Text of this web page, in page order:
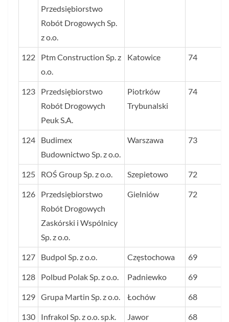
Przedsiębiorstwo
Robót Drogowych Sp.
z o.o.
122
Ptm Construction Sp. z
o.o.
Katowice 74
123
Przedsiębiorstwo
Robót Drogowych
Peuk S.A.
Piotrków
Trybunalski
74
124
Budimex
Budownictwo Sp. z o.o.
Warszawa 73
125 ROŚ Group Sp. z o.o. Szepietowo 72
126
Przedsiębiorstwo
Robót Drogowych
Zaskórski i Wspólnicy
Sp. z o.o.
Gielniów 72
127 Budpol Sp. z o.o. Częstochowa 69
128 Polbud Polak Sp. z o.o. Padniewko 69
129 Grupa Martin Sp. z o.o. Łochów 68
130 Infrakol Sp. z o.o. sp.k. Jawor 68